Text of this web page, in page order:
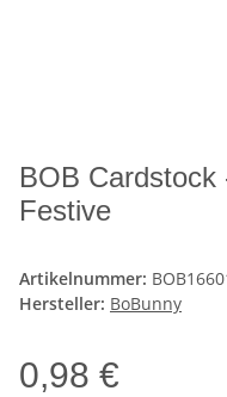
BOB Cardstock
Festive
Artikelnummer:
Hersteller: BoBunny
0,98 €